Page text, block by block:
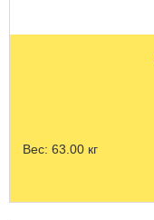
Вес: 63.00 кг